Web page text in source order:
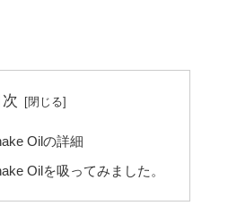
次
Oilの詳細
Oilを吸ってみました。